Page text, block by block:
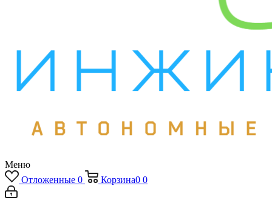
Меню
Отложенные 0 Корзина0 0